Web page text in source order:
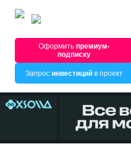
Оформитьпремиум-
подписку
Запрос инвестицийв проект